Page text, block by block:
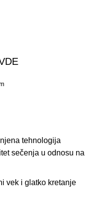
tehnologija
sečenja u odnosu na
vek i glatko kretanje